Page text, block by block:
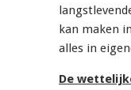
kan maken
alles in
De